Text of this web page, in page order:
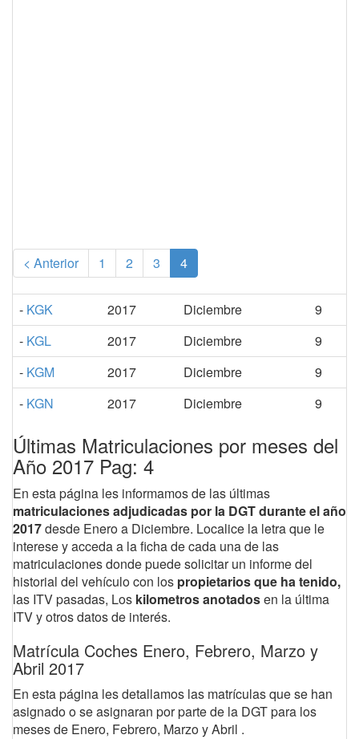
< Anterior 1 2 3 4(current)
- KGK 2017 Diciembre
9
- KGL 2017 Diciembre
9
- KGM 2017 Diciembre
9
- KGN 2017 Diciembre 9
Últimas Matriculaciones por meses del
Año 2017 Pag: 4
En esta página les informamos de las últimas
matriculaciones adjudicadas por la DGT durante el año
2017desde Enero a Diciembre. Localice la letra que le
interese y acceda a la ficha de cada una de las
matriculaciones donde puede solicitar un informe del
historial del vehículo con los propietarios que ha tenido,
las ITV pasadas, Los kilometros anotadosen la última
ITV y otros datos de interés.
Matrícula Coches Enero, Febrero, Marzo y
Abril 2017
En esta página les detallamos las matrículas que se han
asignado o se asignaran por parte de la DGT para los
meses de Enero, Febrero, Marzo y Abril .